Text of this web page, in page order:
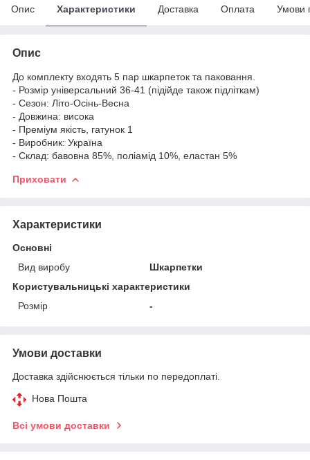
Опис Характеристики Доставка Оплата Умови
Опис
До комплекту входять 5 пар шкарпеток та паковання.
- Розмір універсальний 36-41 (підійде також підліткам)
- Сезон: Літо-Осінь-Весна
- Довжина: висока
- Преміум якість, гатунок 1
- Виробник: Україна
- Склад: бавовна 85%, поліамід 10%, еластан 5%
Приховати
Характеристики
Основні
Вид виробу
Шкарпетки
Користувальницькі характеристики
Розмір
-
Умови доставки
Доставка здійснюється тільки по передоплаті.
Нова Пошта
Всі умови доставки